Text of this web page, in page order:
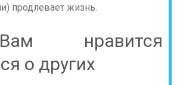
продлевает жизнь.
нравится
о других